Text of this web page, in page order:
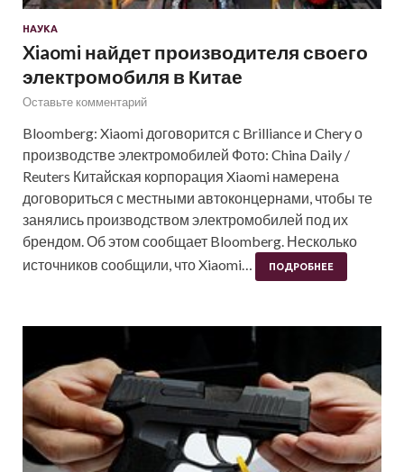
НАУКА
Xiaomi найдет производителя своего
электромобиля в Китае
Оставьте комментарий
Bloomberg: Xiaomi договорится с Brilliance и Chery о
производстве электромобилей Фото: China Daily /
Reuters Китайская корпорация Xiaomi намерена
договориться с местными автоконцернами, чтобы те
занялись производством электромобилей под их
брендом. Об этом сообщает Bloomberg. Несколько
источников сообщили, что Xiaomi…
ПОДРОБНЕЕ